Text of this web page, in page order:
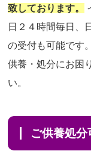
致しております。
日２４時間毎日、
の受付も可能です
供養・処分にお困
い。
ご供養処